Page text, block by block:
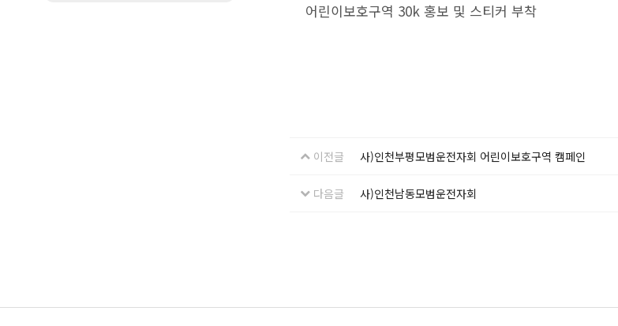
어린이보호구역 30k 홍보 및 스티커 부착
이전글 사)인천부평모범운전자회 어린이보호구역 캠페인
다음글 사)인천남동모범운전자회